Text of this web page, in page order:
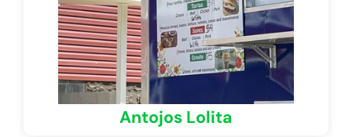
Antojos Lolita